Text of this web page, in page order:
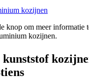
kozijnen
knop om meer informatie
kozijnen.